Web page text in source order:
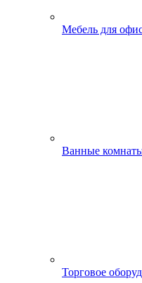
Мебель для
Ванные
Торговое